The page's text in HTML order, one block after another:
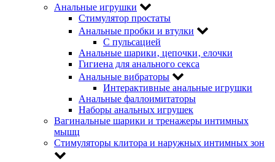
Анальные игрушки
Стимулятор простаты
Анальные пробки и втулки
С пульсацией
Анальные шарики‚ цепочки‚ елочки
Гигиена для анального секса
Анальные вибраторы
Интерактивные анальные игрушки
Анальные фаллоимитаторы
Наборы анальных игрушек
Вагинальные шарики и тренажеры интимных
мышц
Стимуляторы клитора и наружных интимных зон